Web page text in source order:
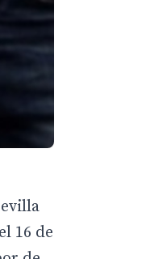
16 de